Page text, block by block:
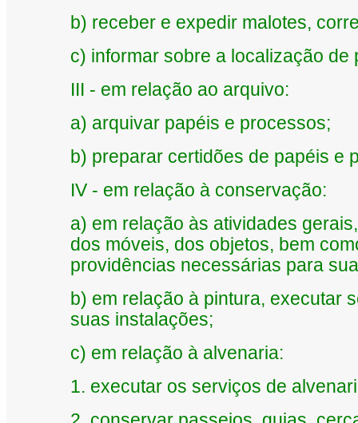
b) receber e expedir malotes,
c) informar sobre a localização de
III - em relação ao arquivo:
a) arquivar papéis e processos;
b) preparar certidões de papéis e
IV - em relação à conservação:
a) em relação às atividades
dos móveis, dos objetos, bem
providências necessárias para
b) em relação à pintura, executar
suas instalações;
c) em relação à alvenaria:
1. executar os serviços de